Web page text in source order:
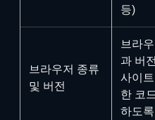
등)
브라우저 종류
및 버전
브라
과 버
사이
한 코
하도